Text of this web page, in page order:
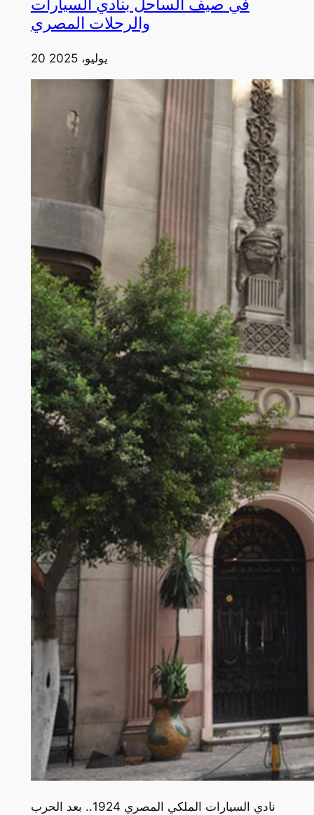
في صيف الساحل بنادي السيارات
والرحلات المصري
20 يوليو، 2025
نادي السيارات الملكي المصري 1924.. بعد الحرب